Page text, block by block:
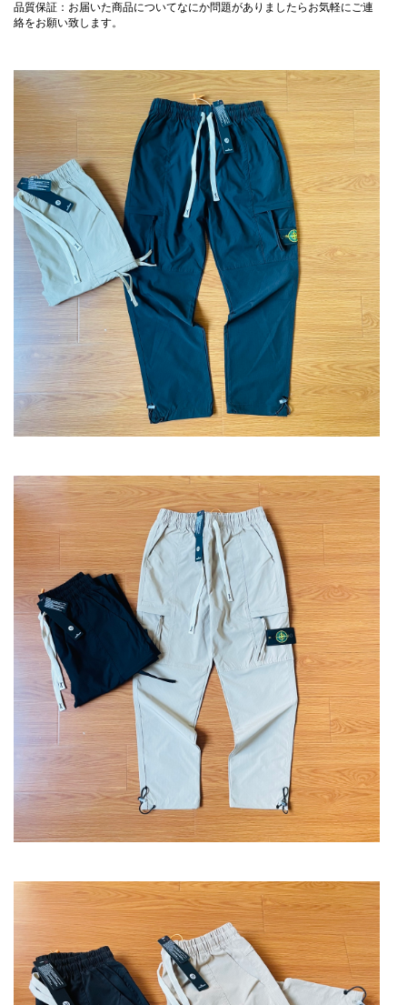
品質保証：お届いた商品についてなにか問題がありましたらお気軽にご連
絡をお願い致します。